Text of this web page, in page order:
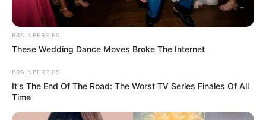
BRAINBERRIES
These Wedding Dance Moves Broke The Internet
BRAINBERRIES
It's The End Of The Road: The Worst TV Series Finales Of All
Time